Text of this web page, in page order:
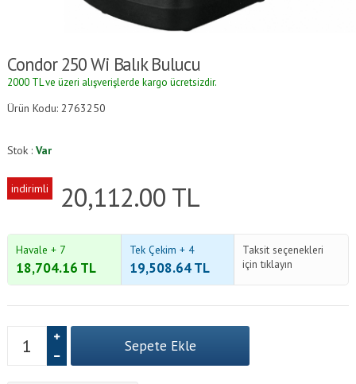
Condor 250 Wi Balık Bulucu
2000 TL ve üzeri alışverişlerde kargo ücretsizdir.
Ürün Kodu: 2763250
Stok :Var
indirimli 20,112.00 TL
Havale + 7
18,704.16 TL
Tek Çekim + 4
19,508.64TL
Taksit seçenekleri
için tıklayın